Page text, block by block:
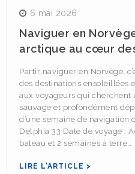
6 mai 2026
Naviguer en
arctique au cœur
Partir naviguer en Norvège,
des destinations ensoleillées
aux voyageurs qui cherchent
sauvage et profondément
d’une semaine de navigation
Delphia 33 Date de voyage :
bateau et 2 semaines à terre…
LIRE L'ARTICLE >